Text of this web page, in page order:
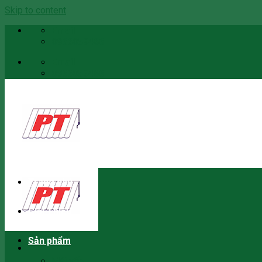
Skip to content
Trang chủ
Giới Thiệu
Sản phẩm